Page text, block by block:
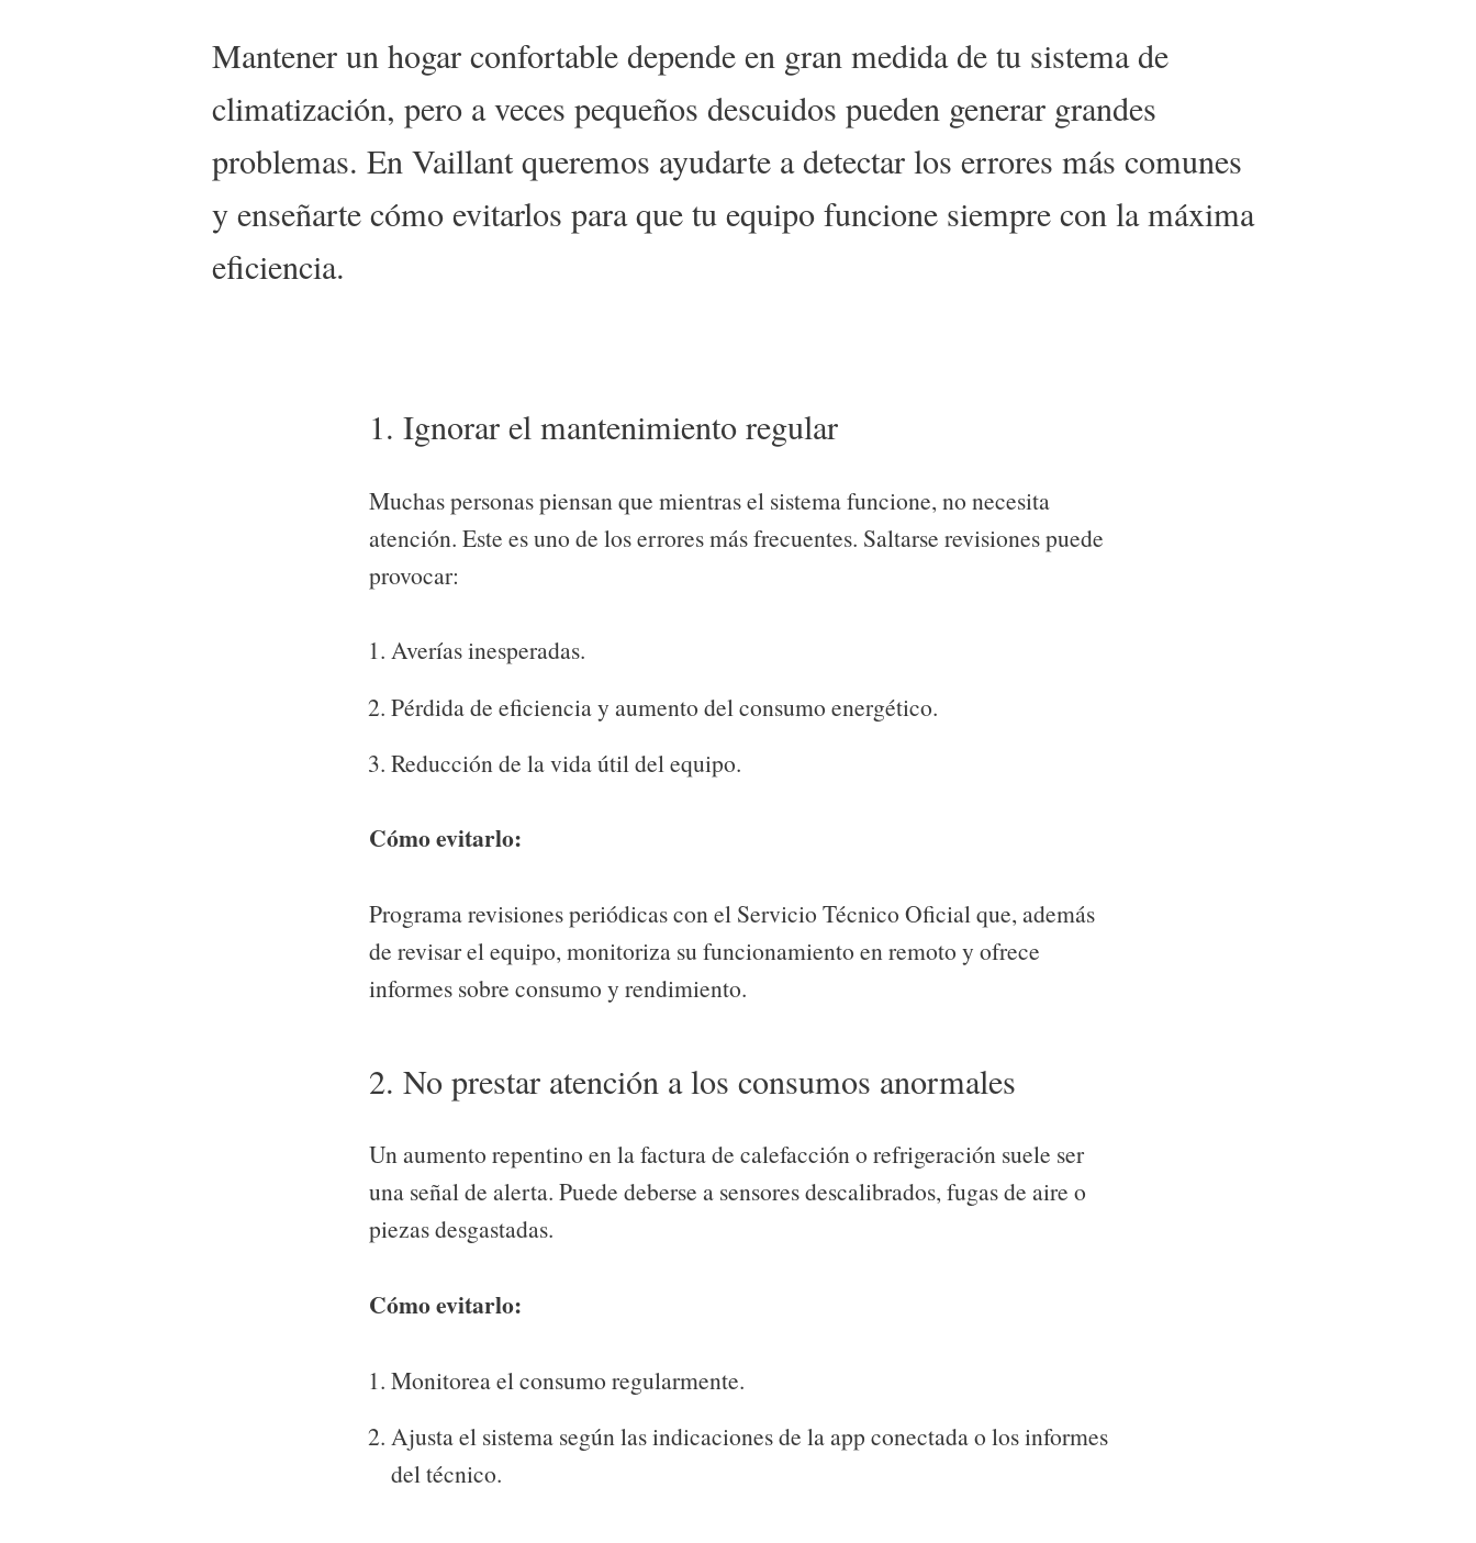
Mantener un hogar confortable depende en gran medida de tu sistema de
climatización, pero a veces pequeños descuidos pueden generar grandes
problemas. En Vaillant queremos ayudarte a detectar los errores más comunes
y enseñarte cómo evitarlos para que tu equipo funcione siempre con la máxima
eficiencia.
1. Ignorar el mantenimiento regular
Muchas personas piensan que mientras el sistema funcione, no necesita
atención. Este es uno de los errores más frecuentes. Saltarse revisiones puede
provocar:
Averías inesperadas.
Pérdida de eficiencia y aumento del consumo energético.
Reducción de la vida útil del equipo.
Cómo evitarlo:
Programa revisiones periódicas con el Servicio Técnico Oficial que, además
de revisar el equipo, monitoriza su funcionamiento en remoto y ofrece
informes sobre consumo y rendimiento.
2. No prestar atención a los consumos anormales
Un aumento repentino en la factura de calefacción o refrigeración suele ser
una señal de alerta. Puede deberse a sensores descalibrados, fugas de aire o
piezas desgastadas.
Cómo evitarlo:
Monitorea el consumo regularmente.
Ajusta el sistema según las indicaciones de la app conectada o los informes
del técnico.